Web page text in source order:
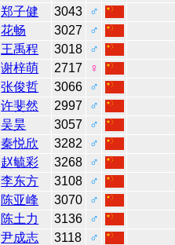
郑子健 3043
♂
花畅 3027
♂
王禹程 3018
♂
谢梓萌 2717
♀
张俊哲 3066
♂
许斐然 2997
♂
吴昊 3057
♂
秦悦欣 3282
♂
赵毓彩 3268
♂
李东方 3108
♂
陈亚峰 3070
♂
陈土力 3136
♂
尹成志 3118
♂